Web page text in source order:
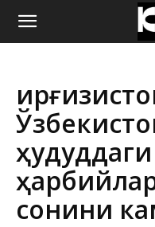
ҚИРҒИЗИСТОН
ЯНГИЛИКЛАРИ
ҳудуддаги
сонини